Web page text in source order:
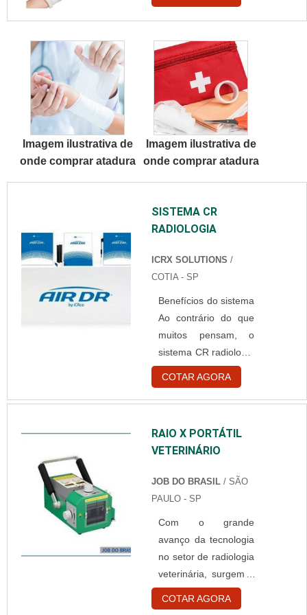
negativos.Os
produtos magnéticos
em questão têm
como finalidade
oferecer um recurso
simples e rápido para
a fixação de objetos
em superfícies
metálicas ou de ferro,
da mesma forma com
Imagem ilustrativa de
onde comprar atadura
Imagem ilustrativa de
onde comprar atadura
SISTEMA CR
RADIOLOGIA
ICRX SOLUTIONS /
COTIA - SP
Benefícios do sistema
Ao contrário do que
muitos pensam, o
sistema CR radiologia
é uma excelente
solução na redução
de custos de uma
além de ser um
enorme ajudante na
exames na rede
pública ou privada
sejam elevados,
fazendo com que os
custos mensais de
consumíveis tornem o
COTAR AGORA
RAIO X PORTÁTIL
VETERINÁRIO
JOB DO BRASIL / SÃO
PAULO - SP
Com o grande
avanço da tecnologia
no setor de radiologia
veterinária, surgem a
cada dia
equipamentos
COTAR AGORA